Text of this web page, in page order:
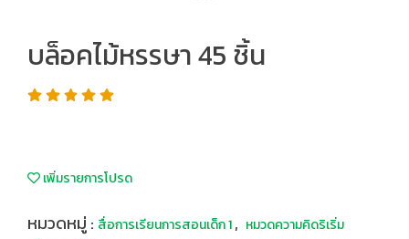
บล็อคไม้หรรษา 45 ชิ้น
เพิ่มรายการโปรด
หมวดหมู่ : สื่อการเรียนการสอนเด็ก 1, หมวดความคิดริเริ่ม